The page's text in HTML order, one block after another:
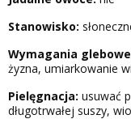
Stanowisko:
Wymagania
żyzna, umiarkowanie
Pielęgnacja: usuwać
długotrwałej suszy,